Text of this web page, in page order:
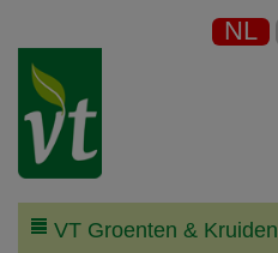
NL
VT Groenten & Kruiden